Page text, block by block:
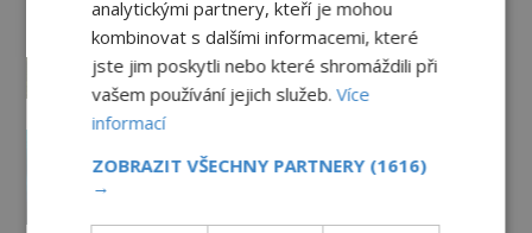
Kroky v prázdných chodbách a
přízraky v oknech: Nejděsivější
domy v Česku budí hrůzu
2.8.2026 3.3TIS
ti nejodvážnější!
analytickými partnery, kteří je mohou
kombinovat s dalšími informacemi, které
jste jim poskytli nebo které shromáždili při
vašem používání jejich služeb.Více
informací
ZOBRAZIT VŠECHNY PARTNERY (1616)
→